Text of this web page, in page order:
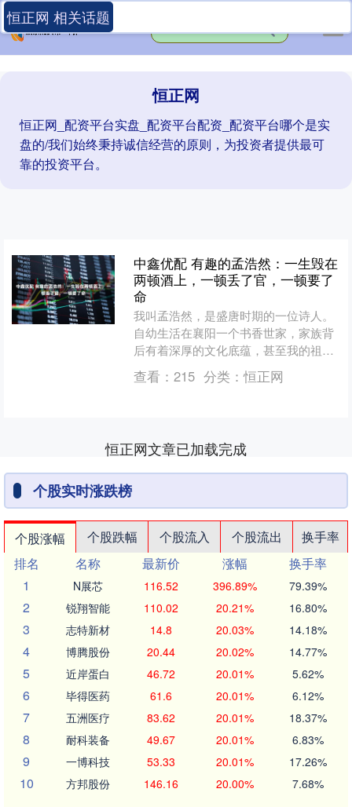
恒正网
恒正网_配资平台实盘_配资平台配资_配资平台哪个是实
盘的/我们始终秉持诚信经营的原则，为投资者提供最可
靠的投资平台。
恒正网 相关话题
中鑫优配 有趣的孟浩然：一生毁在
两顿酒上，一顿丢了官，一顿要了
命
我叫孟浩然，是盛唐时期的一位诗人。
自幼生活在襄阳一个书香世家，家族背
后有着深厚的文化底蕴，甚至我的祖先
孟子被誉为亚圣，十世祖孟怀玉也曾为
南朝宋国的开国功勋，担任....
查看： 215 分类：恒正网
恒正网文章已加载完成
个股实时涨跌榜
个股涨幅 个股跌幅 个股流入 个股流出
换手率
排名
名称 最新价 涨幅
换手率
1
N展芯 116.52 396.89% 79.39%
2 锐翔智能 110.02 20.21% 16.80%
3 志特新材 14.8 20.03% 14.18%
4 博腾股份 20.44 20.02% 14.77%
5 近岸蛋白 46.72 20.01% 5.62%
6 毕得医药 61.6 20.01% 6.12%
7 五洲医疗 83.62 20.01% 18.37%
8 耐科装备 49.67 20.01% 6.83%
9 一博科技 53.33 20.01% 17.26%
10 方邦股份 146.16 20.00% 7.68%